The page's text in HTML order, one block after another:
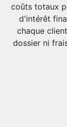
coûts totaux
d'intérêt
chaque
dossier ni